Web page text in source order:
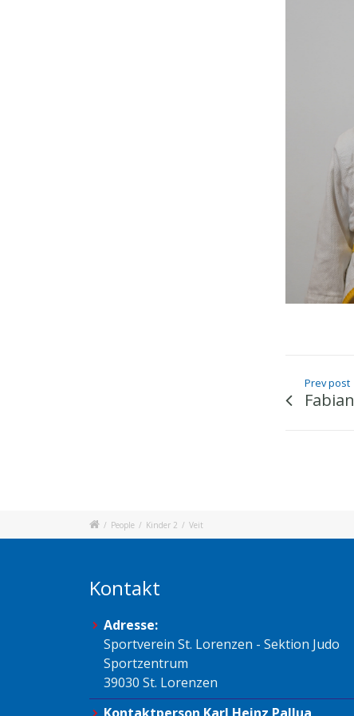
Prev post
Fabian
/ People / Kinder 2 / Veit
Kontakt
Adresse:
Sportverein St. Lorenzen - Sektion Judo
Sportzentrum
39030 St. Lorenzen